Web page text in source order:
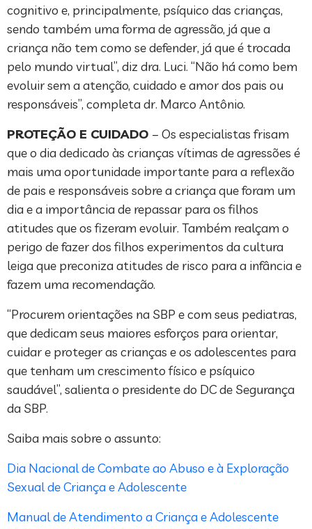
cognitivo e, principalmente, psíquico das crianças,
sendo também uma forma de agressão, já que a
criança não tem como se defender, já que é trocada
pelo mundo virtual”, diz dra. Luci. “Não há como bem
evoluir sem a atenção, cuidado e amor dos pais ou
responsáveis”, completa dr. Marco Antônio.
PROTEÇÃO E CUIDADO – Os especialistas frisam
que o dia dedicado às crianças vítimas de agressões é
mais uma oportunidade importante para a reflexão
de pais e responsáveis sobre a criança que foram um
dia e a importância de repassar para os filhos
atitudes que os fizeram evoluir. Também realçam o
perigo de fazer dos filhos experimentos da cultura
leiga que preconiza atitudes de risco para a infância e
fazem uma recomendação.
“Procurem orientações na SBP e com seus pediatras,
que dedicam seus maiores esforços para orientar,
cuidar e proteger as crianças e os adolescentes para
que tenham um crescimento físico e psíquico
saudável”, salienta o presidente do DC de Segurança
da SBP.
Saiba mais sobre o assunto:
Dia Nacional de Combate ao Abuso e à Exploração
Sexual de Criança e Adolescente
Manual de Atendimento a Criança e Adolescente